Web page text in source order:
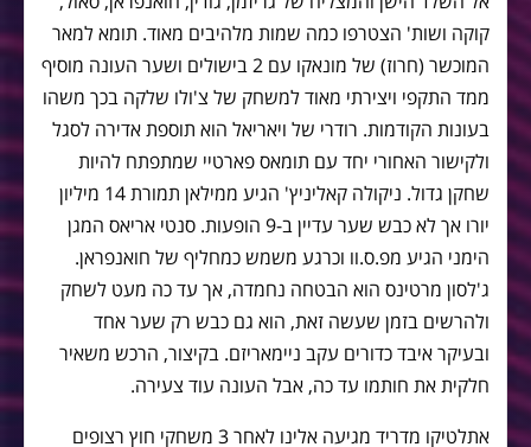
קוקה ושות' הצטרפו כמה שמות מלהיבים מאוד. תומא למאר
המוכשר (חרוז) של מונאקו עם 2 בישולים ושער העונה מוסיף
ממד התקפי ויצירתי מאוד למשחק של צ'ולו שלקה בכך משהו
בעונות הקודמות. רודרי של ויאריאל הוא תוספת אדירה לסגל
ולקישור האחורי יחד עם תומאס פארטיי שמתפתח להיות
שחקן גדול. ניקולה קאליניץ' הגיע ממילאן תמורת 14 מיליון
יורו אך לא כבש שער עדיין ב-9 הופעות. סנטי אריאס המגן
הימני הגיע מפ.ס.וו וכרגע משמש כמחליף של חואנפראן.
ג'לסון מרטינס הוא הבטחה נחמדה, אך עד כה מעט לשחק
ולהרשים בזמן שעשה זאת, הוא גם כבש רק שער אחד
ובעיקר איבד כדורים עקב ניימאריזם. בקיצור, הרכש משאיר
חלקית את חותמו עד כה, אבל העונה עוד צעירה.
אתלטיקו מדריד מגיעה אלינו לאחר 3 משחקי חוץ רצופים